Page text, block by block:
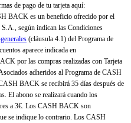
de pago de tu tarjeta aquí:
BACK es un beneficio ofrecido por el
según indican las Condiciones
(cláusula 4.1) del Programa de
aparece indicada en
por las compras realizadas con Tarjeta
adheridos al Programa de CASH
BACK se recibirá 35 días después de
El abono se realizará cuando los
a 3€. Los CASH BACK son
se indique lo contrario. Los CASH